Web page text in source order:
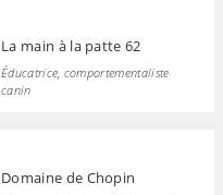
La main à la patte 62
Éducatrice, comportementaliste
canin
Domaine de Chopin